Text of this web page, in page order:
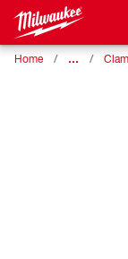
Home …